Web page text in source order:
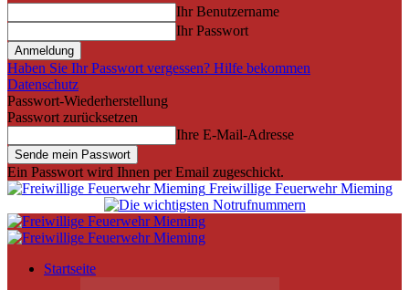
Ihr Benutzername
Ihr Passwort
Haben Sie Ihr Passwort vergessen? Hilfe bekommen
Datenschutz
Passwort-Wiederherstellung
Passwort zurücksetzen
Ihre E-Mail-Adresse
Ein Passwort wird Ihnen per Email zugeschickt.
Freiwillige Feuerwehr Mieming
Startseite